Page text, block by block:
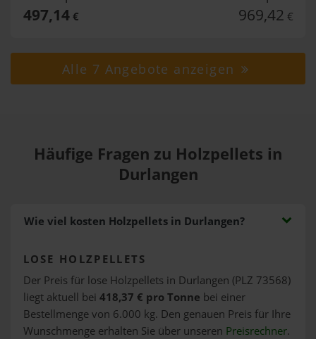
497,14€ 969,42 €
Alle 7 Angebote anzeigen
Häufige Fragen zu Holzpellets in
Durlangen
Wie viel kosten Holzpellets in Durlangen?
LOSE HOLZPELLETS
Der Preis für lose Holzpellets in Durlangen (PLZ 73568)
liegt aktuell bei 418,37 € pro Tonne bei einer
Bestellmenge von 6.000 kg. Den genauen Preis für Ihre
Wunschmenge erhalten Sie über unseren Preisrechner.